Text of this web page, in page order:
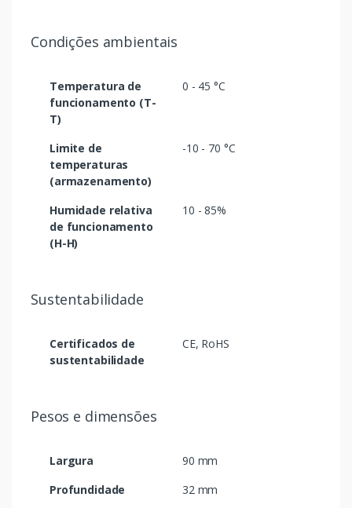
Condições ambientais
Temperatura de
funcionamento (T-
T)
0 - 45 °C
Limite de
temperaturas
(armazenamento)
-10 - 70 °C
Humidade relativa
de funcionamento
(H-H)
10 - 85%
Sustentabilidade
Certificados de
sustentabilidade
CE, RoHS
Pesos e dimensões
Largura
90 mm
Profundidade
32 mm